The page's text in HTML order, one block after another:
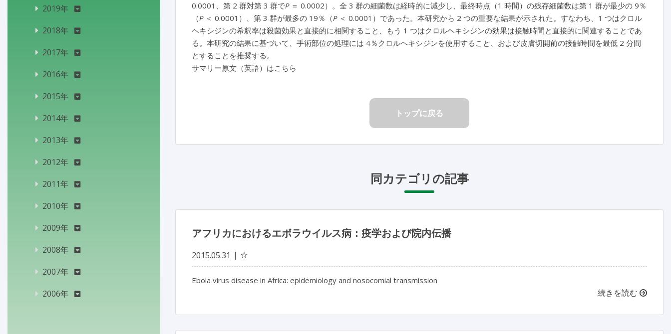
0.0001、第 2 群対第 3 群でP＝ 0.0002）。全 3 群の細菌数は経時的に減少し、最終時点（1 時間）の残存細菌数は第 1 群が最少の 9％
（P＜ 0.0001）、第 3 群が最多の 19％（P＜ 0.0001）であった。本研究から 2 つの重要な結果が示された。すなわち、1 つはクロル
ヘキシジンの希釈率は殺菌効果と直接的に相関すること、もう 1 つはクロルヘキシジンの効果は接触時間と直接的に関連することであ
る。本研究の結果に基づいて、手術部位の処理には 4％クロルヘキシジンを使用すること、および皮膚切開前の接触時間を最低 2 分間
とすることを推奨する。
サマリー原文（英語）はこちら
トップに戻る
同カテゴリの記事
アフリカにおけるエボラウイルス病：疫学および院内伝播
2015.05.31 ☆
Ebola virus disease in Africa: epidemiology and nosocomial transmission
続きを読む
2019年
2018年
2017年
2016年
2015年
2014年
2013年
2012年
2011年
2010年
2009年
2008年
2007年
2006年